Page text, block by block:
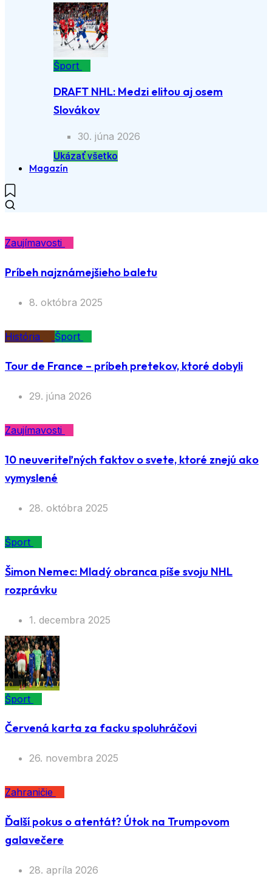
Šport
DRAFT NHL: Medzi elitou aj osem
Slovákov
30. júna 2026
Ukázať všetko
Magazín
Zaujímavosti
Príbeh najznámejšieho baletu
8. októbra 2025
História Šport
Tour de France – príbeh pretekov, ktoré dobyli
29. júna 2026
Zaujímavosti
10 neuveriteľných faktov o svete, ktoré znejú ako
vymyslené
28. októbra 2025
Šport
Šimon Nemec: Mladý obranca píše svoju NHL
rozprávku
1. decembra 2025
Šport
Červená karta za facku spoluhráčovi
26. novembra 2025
Zahraničie
Ďalší pokus o atentát? Útok na Trumpovom
galavečere
28. apríla 2026